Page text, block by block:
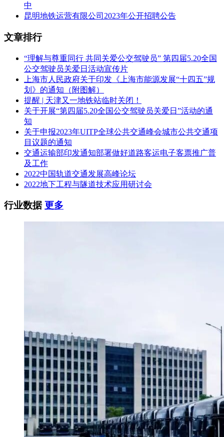
中
昆明地铁运营有限公司2023年公开招聘公告
文章排行
“理解与尊重同行 共同关爱公交驾驶员” 第四届5.20全国
公交驾驶员关爱日活动宣传片
上海市人民政府关于印发《上海市能源发展“十四五”规
划》的通知（附图解）
提醒 | 天津又一地铁站临时关闭！
关于开展“第四届5.20全国公交驾驶员关爱日”活动的通
知
关于申报2023年UITP全球公共交通峰会城市公共交通项
目议题的通知
交通运输部印发通知部署做好道路客运电子客票推广普
及工作
2022中国轨道交通发展高峰论坛
2022地下工程与隧道技术应用研讨会
行业数据更多